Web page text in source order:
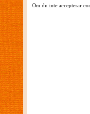
Om du inte accepterar